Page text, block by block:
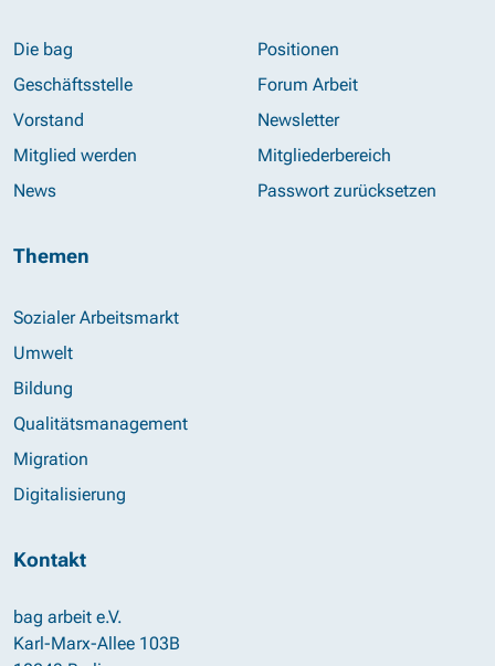
Die bag
Geschäftsstelle
Vorstand
Mitglied werden
News
Positionen
Forum Arbeit
Newsletter
Mitgliederbereich
Passwort zurücksetzen
Themen
Sozialer Arbeitsmarkt
Umwelt
Bildung
Qualitätsmanagement
Migration
Digitalisierung
Kontakt
bag arbeit e.V.
Karl-Marx-Allee 103B